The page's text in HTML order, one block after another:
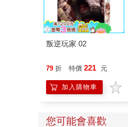
叛逆玩家 02
79 折 特價 221 元
加入購物車
您可能會喜歡